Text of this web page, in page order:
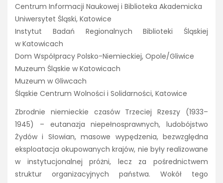
Centrum Informacji Naukowej i Biblioteka Akademicka
Uniwersytet Śląski, Katowice
Instytut Badań Regionalnych Biblioteki Śląskiej
w Katowicach
Dom Współpracy Polsko-Niemieckiej, Opole/Gliwice
Muzeum Śląskie w Katowicach
Muzeum w Gliwcach
Śląskie Centrum Wolności i Solidarności, Katowice
Zbrodnie niemieckie czasów Trzeciej Rzeszy (1933–
1945) – eutanazja niepełnosprawnych, ludobójstwo
Żydów i Słowian, masowe wypędzenia, bezwzględna
eksploatacja okupowanych krajów, nie były realizowane
w instytucjonalnej próżni, lecz za pośrednictwem
struktur organizacyjnych państwa. Wokół tego